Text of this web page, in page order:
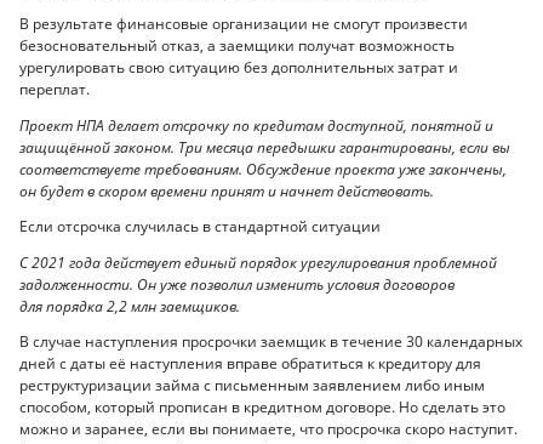
В результате финансовые организации не смогут произвести
безосновательный отказ, а заемщики получат возможность
урегулировать свою ситуацию без дополнительных затрат и
переплат.
Проект НПА делает отсрочку по кредитам доступной, понятной и
защищённой законом. Три месяца передышки гарантированы, если вы
соответствуете требованиям. Обсуждение проекта уже закончены,
он будет в скором времени принят и начнет действовать.
Если отсрочка случилась в стандартной ситуации
С 2021 года действует единый порядок урегулирования проблемной
задолженности. Он уже позволил изменить условия договоров
для порядка 2,2 млн заемщиков.
В случае наступления просрочки заемщик в течение 30 календарных
дней с даты её наступления вправе обратиться к кредитору для
реструктуризации займа с письменным заявлением либо иным
способом, который прописан в кредитном договоре. Но сделать это
можно и заранее, если вы понимаете, что просрочка скоро наступит.